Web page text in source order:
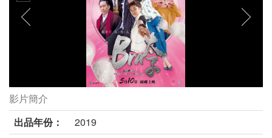
Bra太子劇照
影片簡介
出品年份：
2019